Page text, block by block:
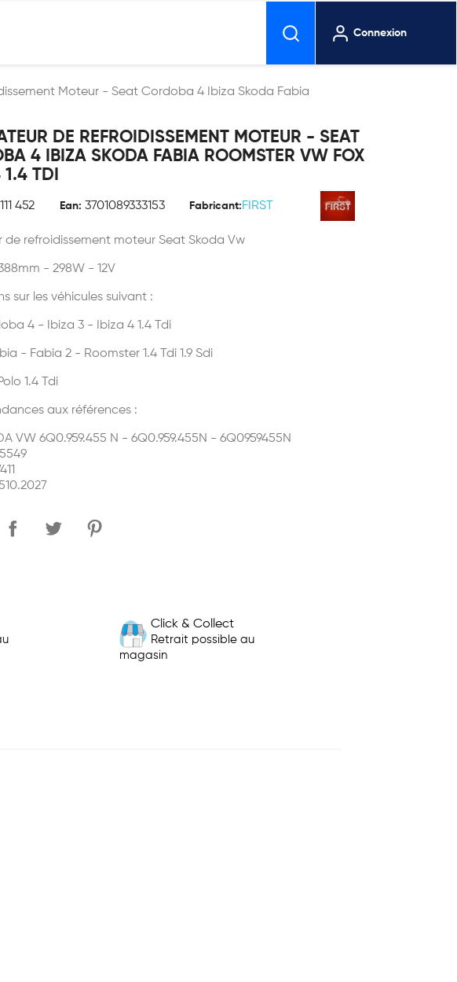
Connexion
Moteur - Seat Cordoba 4 Ibiza Skoda Fabia
DE REFROIDISSEMENT MOTEUR - SEAT
4 IBIZA SKODA FABIA ROOMSTER VW FOX
TDI
111 452 Ean: 3701089333153 Fabricant: FIRST
de refroidissement moteur Seat Skoda Vw
- 298W - 12V
sur les véhicules suivant :
4 - Ibiza 3 - Ibiza 4 1.4 Tdi
- Fabia 2 - Roomster 1.4 Tdi 1.9 Sdi
1.4 Tdi
aux références :
VW 6Q0.959.455 N - 6Q0.959.455N - 6Q0959455N
Click & Collect
Retrait possible au
magasin